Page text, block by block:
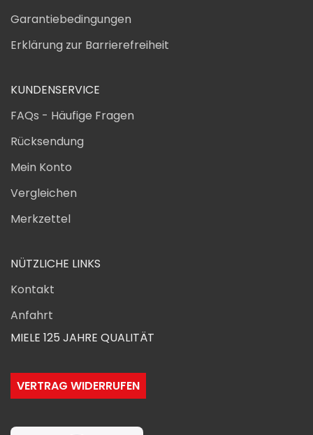
Garantiebedingungen
Erklärung zur Barrierefreiheit
KUNDENSERVICE
FAQs - Häufige Fragen
Rücksendung
Mein Konto
Vergleichen
Merkzettel
NÜTZLICHE LINKS
Kontakt
Anfahrt
MIELE 125 JAHRE QUALITÄT
VERTRAG WIDERRUFEN